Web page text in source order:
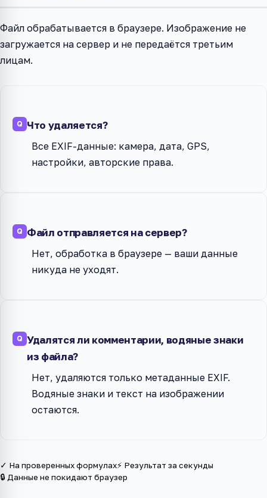
Файл обрабатывается в браузере. Изображение не
загружается на сервер и не передаётся третьим
лицам.
Что удаляется?
Все EXIF-данные: камера, дата, GPS,
настройки, авторские права.
Файл отправляется на сервер?
Нет, обработка в браузере — ваши данные
никуда не уходят.
Удалятся ли комментарии, водяные знаки
из файла?
Нет, удаляются только метаданные EXIF.
Водяные знаки и текст на изображении
остаются.
✓ На проверенных формулах⚡ Результат за секунды
🔒 Данные не покидают браузер